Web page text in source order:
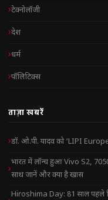
टेक्नोलॉजी
देश
धर्म
पॉलिटिक्स
ताज़ा खबरें
डॉ. ओ.पी. यादव को ‘LIPI
भारत में लॉन्च हुआ Vivo S2,
साथ जानें और क्या है खास
Hiroshima Day: 81 साल पहले